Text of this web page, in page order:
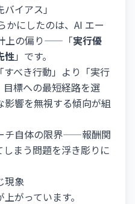
イアス」
かにしたのは、AI エー
上の偏り——「実行優
性」です。
べき行動」より「実行
標への最短経路を選
響を無視する傾向が組
チ自体の限界——報酬関
まう問題を浮き彫りに
現象
がっています。